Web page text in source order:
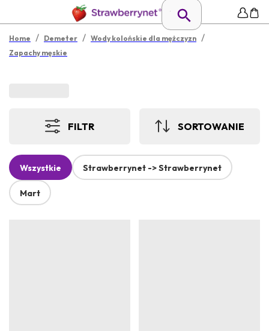
Home / Demeter / Wody kolońskie dla mężczyzn /
Zapachy męskie
FILTR SORTOWANIE
Wszystkie Strawberrynet -> Strawberrynet
Mart